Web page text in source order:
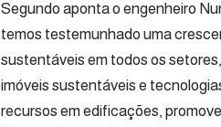
Segundo aponta o engenheiro
temos testemunhado uma
sustentáveis em todos os
imóveis sustentáveis e
recursos em edificações,